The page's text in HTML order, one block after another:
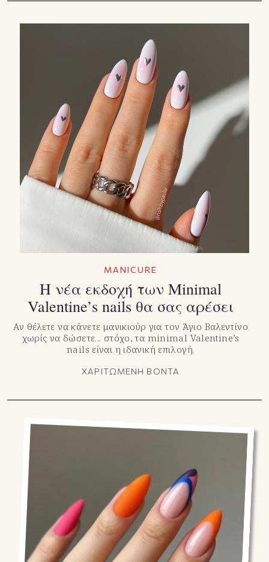
MANICURE
Η νέα εκδοχή των Minimal
Valentine’s nails θα σας αρέσει
Αν θέλετε να κάνετε μανικιούρ για τον Άγιο Βαλεντίνο
χωρίς να δώσετε... στόχο, τα minimal Valentine’s
nails είναι η ιδανική επιλογή.
ΧΑΡΙΤΩΜΕΝΗ ΒΟΝΤΑ